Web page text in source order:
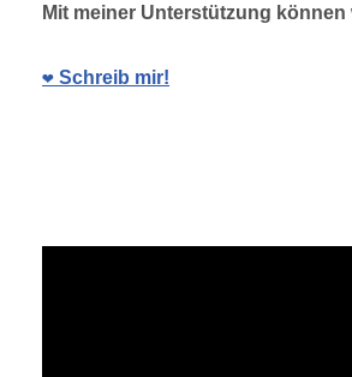
Mit meiner Unterstützung
❤️ Schreib mir!